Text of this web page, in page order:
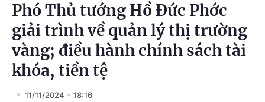
Phó Thủ tướng Hồ Đức Phớc
giải trình về quản lý thị trường
vàng; điều hành chính sách tài
khóa, tiền tệ
11/11/2024 18:16